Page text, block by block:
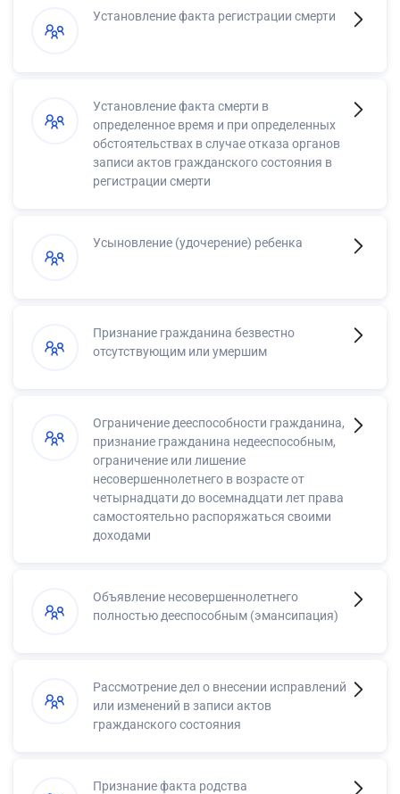
Установление факта регистрации смерти
Установление факта смерти в
определенное время и при определенных
обстоятельствах в случае отказа органов
записи актов гражданского состояния в
регистрации смерти
Усыновление (удочерение) ребенка
Признание гражданина безвестно
отсутствующим или умершим
Ограничение дееспособности гражданина,
признание гражданина недееспособным,
ограничение или лишение
несовершеннолетнего в возрасте от
четырнадцати до восемнадцати лет права
самостоятельно распоряжаться своими
доходами
Объявление несовершеннолетнего
полностью дееспособным (эмансипация)
Рассмотрение дел о внесении исправлений
или изменений в записи актов
гражданского состояния
Признание факта родства